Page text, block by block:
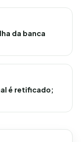
da banca
é retificado;